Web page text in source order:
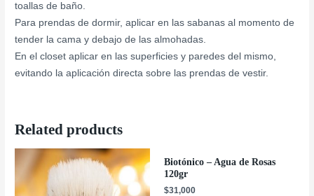
toallas de baño.
Para prendas de dormir, aplicar en las sabanas al momento de
tender la cama y debajo de las almohadas.
En el closet aplicar en las superficies y paredes del mismo,
evitando la aplicación directa sobre las prendas de vestir.
Related products
Biotónico – Agua de Rosas
120gr
$31,000